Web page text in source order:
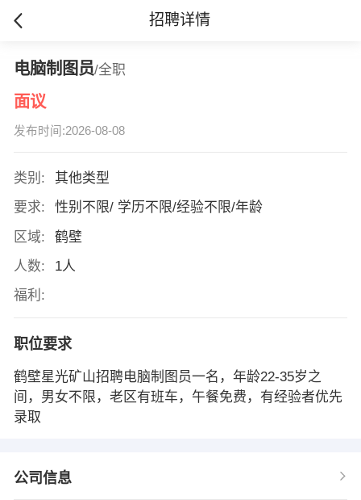
招聘详情
电脑制图员/全职
面议
发布时间:2026-08-08
类别:
其他类型
要求:
性别不限/ 学历不限/经验不限/年龄
区域:
鹤壁
人数:
1人
福利:
职位要求
鹤壁星光矿山招聘电脑制图员一名，年龄22-35岁之
间，男女不限，老区有班车，午餐免费，有经验者优先
录取
公司信息